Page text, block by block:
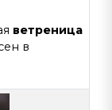
ветреница
в